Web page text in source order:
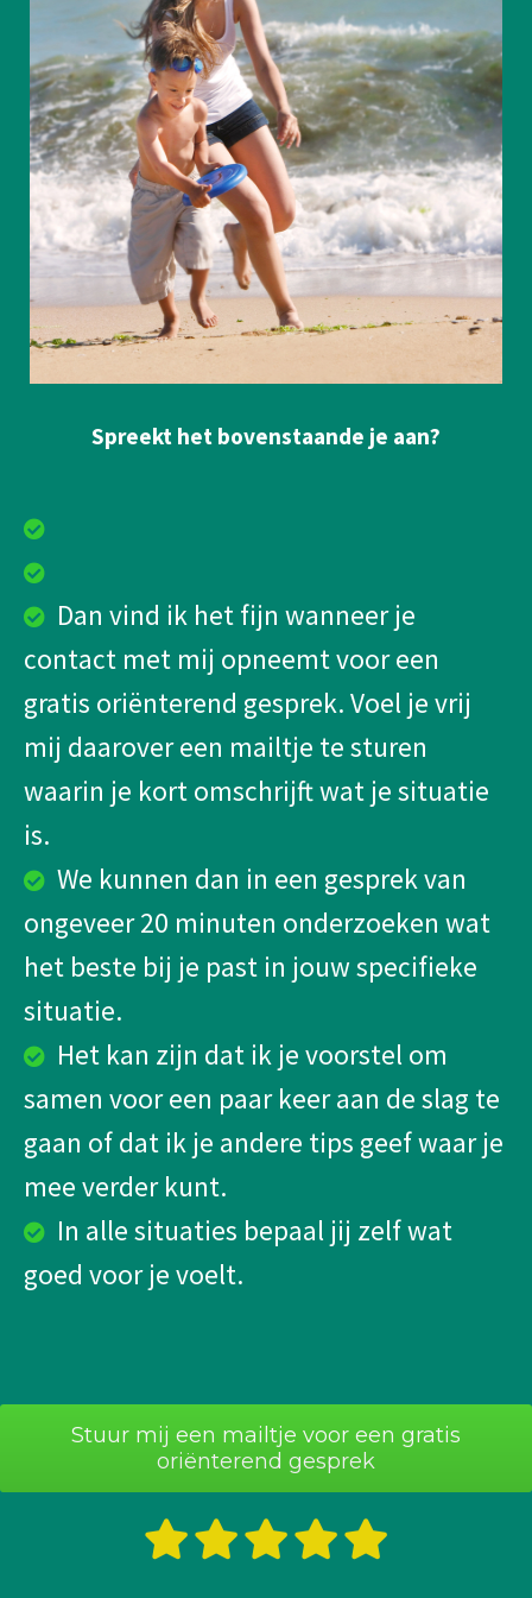
Spreekt het bovenstaande je aan?
Dan vind ik het fijn wanneer je
contact met mij opneemt voor een
gratis oriënterend gesprek. Voel je vrij
mij daarover een mailtje te sturen
waarin je kort omschrijft wat je situatie
is.
We kunnen dan in een gesprek van
ongeveer 20 minuten onderzoeken wat
het beste bij je past in jouw specifieke
situatie.
Het kan zijn dat ik je voorstel om
samen voor een paar keer aan de slag te
gaan of dat ik je andere tips geef waar je
mee verder kunt.
In alle situaties bepaal jij zelf wat
goed voor je voelt.
Stuur mij een mailtje voor een gratis
oriënterend gesprek